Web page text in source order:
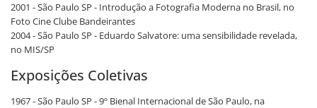
2001 - São Paulo SP - Introdução a Fotografia Moderna no Brasil, no
Foto Cine Clube Bandeirantes
2004 - São Paulo SP - Eduardo Salvatore: uma sensibilidade revelada,
no MIS/SP
Exposições Coletivas
1967 - São Paulo SP - 9º Bienal Internacional de São Paulo, na